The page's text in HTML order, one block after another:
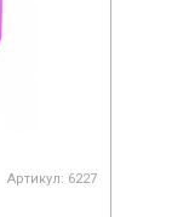
Артикул: 6227